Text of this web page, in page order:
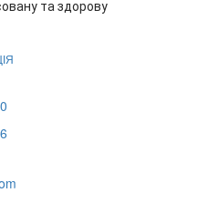
та здорову